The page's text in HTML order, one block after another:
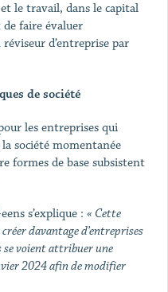
le travail, dans le capital
faire évaluer
d’entreprise par
de société
les entreprises qui
société momentanée
formes de base subsistent
s’explique : « Cette
davantage d’entreprises
se voient attribuer une
2024 afin de modifier